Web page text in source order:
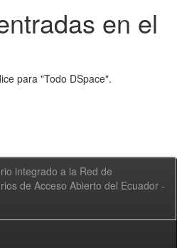
en el
para "Todo DSpace".
integrado a la Red de
de Acceso Abierto del Ecuador -